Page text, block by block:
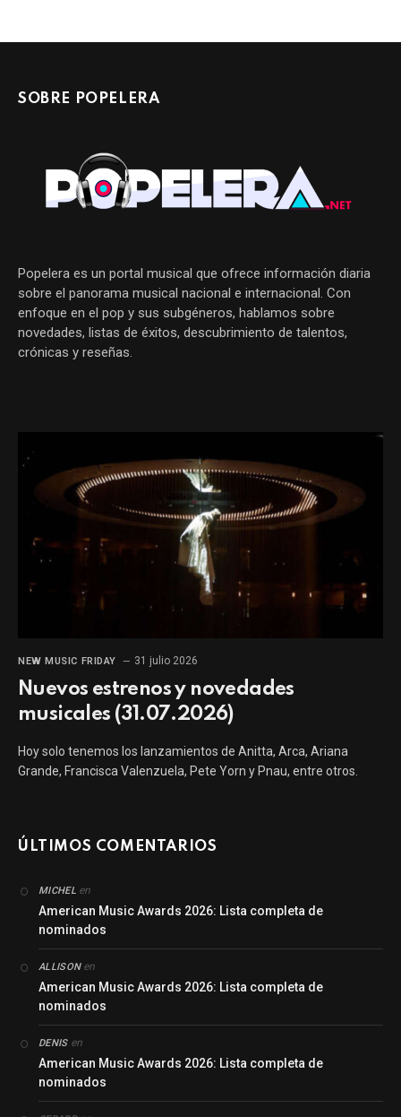
SOBRE POPELERA
Popelera es un portal musical que ofrece información diaria
sobre el panorama musical nacional e internacional. Con
enfoque en el pop y sus subgéneros, hablamos sobre
novedades, listas de éxitos, descubrimiento de talentos,
crónicas y reseñas.
NEW MUSIC FRIDAY 31 julio 2026
Nuevos estrenos y novedades
musicales (31.07.2026)
Hoy solo tenemos los lanzamientos de Anitta, Arca, Ariana
Grande, Francisca Valenzuela, Pete Yorn y Pnau, entre otros.
ÚLTIMOS COMENTARIOS
MICHELen
American Music Awards 2026: Lista completa de
nominados
ALLISONen
American Music Awards 2026: Lista completa de
nominados
DENISen
American Music Awards 2026: Lista completa de
nominados